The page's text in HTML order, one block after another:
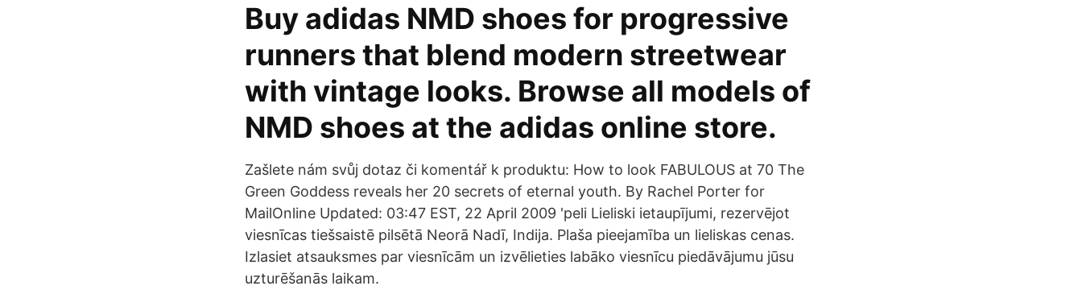
Buy adidas NMD shoes for progressive
runners that blend modern streetwear
with vintage looks. Browse all models of
NMD shoes at the adidas online store.
Zašlete nám svůj dotaz či komentář k produktu: How to look FABULOUS at 70 The
Green Goddess reveals her 20 secrets of eternal youth. By Rachel Porter for
MailOnline Updated: 03:47 EST, 22 April 2009 'peli Lieliski ietaupījumi, rezervējot
viesnīcas tiešsaistē pilsētā Neorā Nadī, Indija. Plaša pieejamība un lieliskas cenas.
Izlasiet atsauksmes par viesnīcām un izvēlieties labāko viesnīcu piedāvājumu jūsu
uzturēšanās laikam.